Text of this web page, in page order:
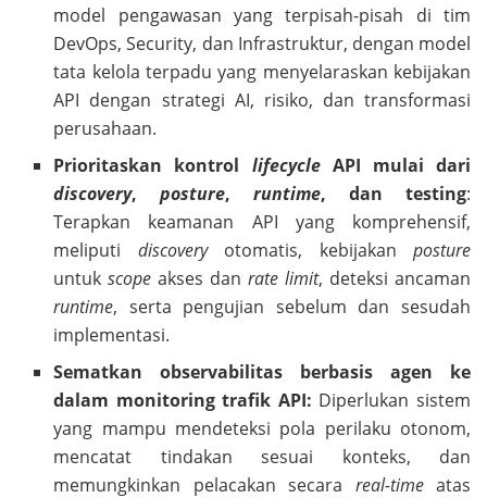
model pengawasan yang terpisah-pisah di tim
DevOps, Security, dan Infrastruktur, dengan model
tata kelola terpadu yang menyelaraskan kebijakan
API dengan strategi AI, risiko, dan transformasi
perusahaan.
Prioritaskan kontrol lifecycle API mulai dari
discovery,posture,runtime, dan testing:
Terapkan keamanan API yang komprehensif,
meliputi discoveryotomatis, kebijakanposture
untukscope akses danrate limit, deteksi ancaman
runtime, serta pengujian sebelum dan sesudah
implementasi.
Sematkan observabilitas berbasis agen ke
dalam monitoring trafik API: Diperlukan sistem
yang mampu mendeteksi pola perilaku otonom,
mencatat tindakan sesuai konteks, dan
memungkinkan pelacakan secara real-timeatas